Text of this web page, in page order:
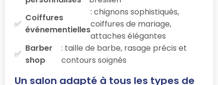
Coiffures
événementielles
: chignons sophistiqués,
coiffures de mariage,
attaches élégantes
Barber
shop
: taille de barbe, rasage précis et
contours soignés
Un salon adapté à tous les types de